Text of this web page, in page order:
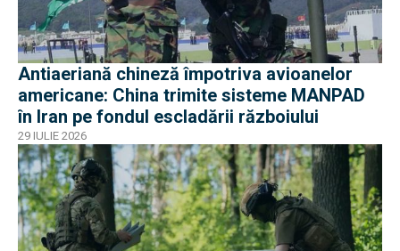
Antiaeriană chineză împotriva avioanelor
americane: China trimite sisteme MANPAD
în Iran pe fondul escladării războiului
29 IULIE 2026